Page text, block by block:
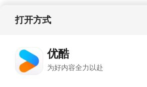
打开方式
优酷
为好内容全力以赴